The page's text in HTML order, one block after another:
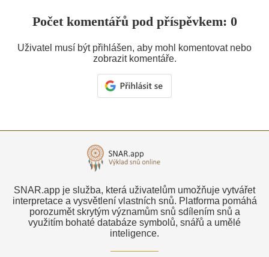
Počet komentářů pod příspěvkem: 0
Uživatel musí být přihlášen, aby mohl komentovat nebo
zobrazit komentáře.
SNAR.app je služba, která uživatelům umožňuje vytvářet
interpretace a vysvětlení vlastních snů. Platforma pomáhá
porozumět skrytým významům snů sdílením snů a
využitím bohaté databáze symbolů, snářů a umělé
inteligence.